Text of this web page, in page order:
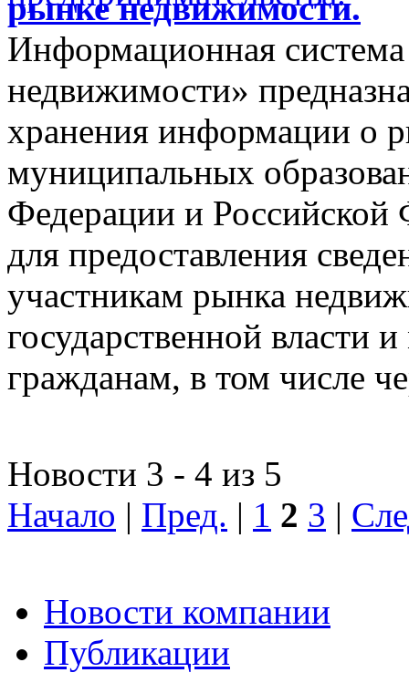
рынке недвижимости.
Информационная
недвижимости»
хранения информации о
муниципальных
Федерации и Российской
для предоставления
участникам рынка
государственной власти
гражданам, в том числе
Новости 3 - 4 из 5
Начало | Пред. | 1 2 3 |
Новости компании
Публикации